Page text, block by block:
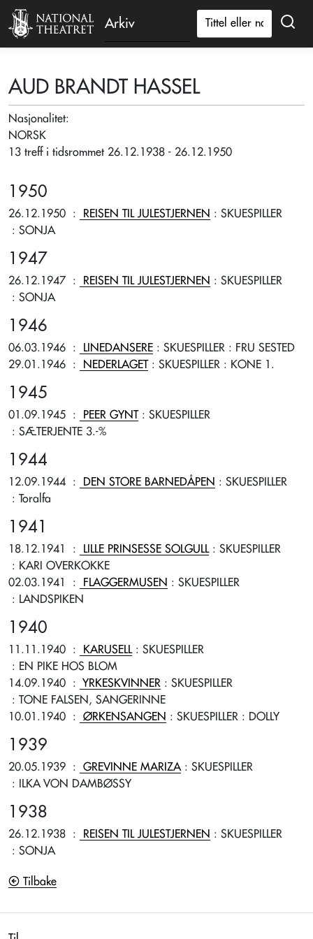
Arkiv
AUD BRANDT HASSEL
Nasjonalitet:
NORSK
13 treff i tidsrommet 26.12.1938 - 26.12.1950
1950
26.12.1950 : REISEN TIL JULESTJERNEN : SKUESPILLER
: SONJA
1947
26.12.1947 : REISEN TIL JULESTJERNEN : SKUESPILLER
: SONJA
1946
06.03.1946 : LINEDANSERE : SKUESPILLER : FRU SESTED
29.01.1946 : NEDERLAGET: SKUESPILLER : KONE 1.
1945
01.09.1945 : PEER GYNT: SKUESPILLER
: SÆTERJENTE 3.-%
1944
12.09.1944 : DEN STORE BARNEDÅPEN : SKUESPILLER
: Toralfa
1941
18.12.1941 : LILLE PRINSESSE SOLGULL: SKUESPILLER
: KARI OVERKOKKE
02.03.1941
: FLAGGERMUSEN : SKUESPILLER
: LANDSPIKEN
1940
11.11.1940 : KARUSELL: SKUESPILLER
: EN PIKE HOS BLOM
14.09.1940 : YRKESKVINNER : SKUESPILLER
: TONE FALSEN, SANGERINNE
10.01.1940 : ØRKENSANGEN : SKUESPILLER : DOLLY
1939
20.05.1939 : GREVINNE MARIZA : SKUESPILLER
: ILKA VON DAMBØSSY
1938
26.12.1938 : REISEN TIL JULESTJERNEN : SKUESPILLER
: SONJA
Tilbake